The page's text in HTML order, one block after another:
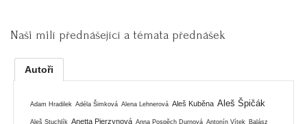
Naši milí přednášející a témata přednášek
Autoři
Adam Hradilek Adéla Šimková Alena Lehnerová Aleš Kuběna Aleš Špičák
Aleš Stuchlík Anetta Pierzynová Anna Pospěch Durnová Antonín Vítek Balász